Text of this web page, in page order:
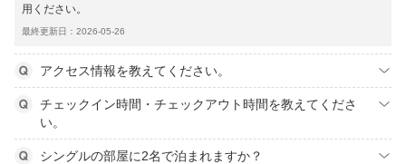
用ください。
最終更新日：2026-05-26
アクセス情報を教えてください。
チェックイン時間・チェックアウト時間を教えてくださ
い。
シングルの部屋に2名で泊まれますか？